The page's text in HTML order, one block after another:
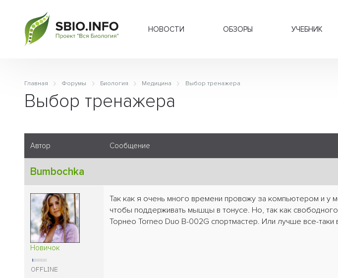
НОВОСТИ ОБЗОРЫ УЧЕБНИК
Главная Форумы Биология Медицина Выбор тренажера
Выбор тренажера
Автор Сообщение
Bumbochka
Новичок
Так как я очень много времени провожу за компьютером и у
чтобы поддерживать мышцы в тонусе. Но, так как
Торнео Torneo Duo B-002G спортмастер. Или лучше все-таки